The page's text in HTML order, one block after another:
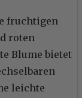
fruchtigen
roten
Blume bietet
leichte